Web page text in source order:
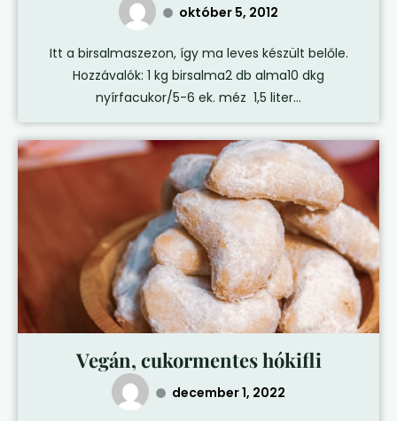
október 5, 2012
Itt a birsalmaszezon, így ma leves készült belőle.
Hozzávalók: 1 kg birsalma2 db alma10 dkg
nyírfacukor/5-6 ek. méz 1,5 liter...
Vegán, cukormentes hókifli
december 1, 2022